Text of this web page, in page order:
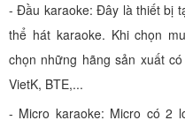
- Đầu karaoke: Đây là thiết bị
thể hát karaoke. Khi chọn
chọn những hãng sản xuất
VietK, BTE,...
- Micro karaoke: Micro có 2